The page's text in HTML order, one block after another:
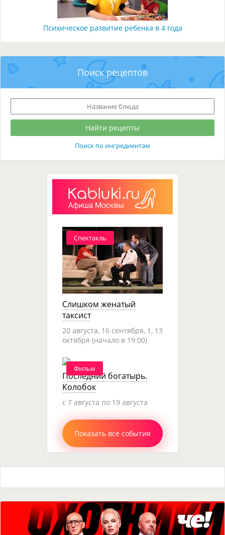
Психическое развитие ребенка в 4 года
Поиск рецептов
Поиск по ингредиентам
Спектакль
Слишком женатый
таксист
20 августа, 16 сентября, 1, 13
октября (начало в 19:00)
Фильм
Последний богатырь.
Колобок
c 7 августа по 19 августа
Показать все события